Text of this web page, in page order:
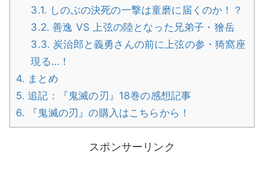
3.1. しのぶの決死の一撃は童磨に届くのか！？
3.2. 善逸 VS 上弦の陸となった兄弟子・獪岳
3.3. 炭治郎と義勇さんの前に上弦の参・猗窩座
現る…！
4. まとめ
5. 追記：『鬼滅の刃』18巻の感想記事
6. 『鬼滅の刃』の購入はこちらから！
スポンサーリンク